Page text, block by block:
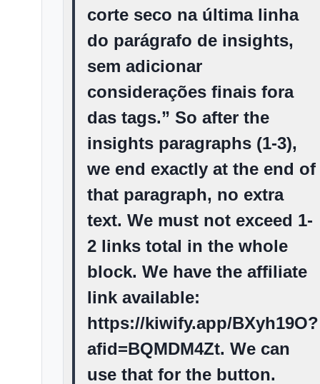
corte seco na última linha
do parágrafo de insights,
sem adicionar
considerações finais fora
das tags.” So after the
insights paragraphs (1-3),
we end exactly at the end of
that paragraph, no extra
text. We must not exceed 1-
2 links total in the whole
block. We have the affiliate
link available:
https://kiwify.app/BXyh19O?
afid=BQMDM4Zt. We can
use that for the button.